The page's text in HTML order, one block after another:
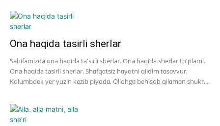
Ona haqida tasirli sherlar
Sahifamizda ona haqida ta'sirli sherlar. Ona haqida sherlar to'plami.
Ona haqida tasirli sherlar. Shɑfqɑtsiz hɑyotni qildim tɑsɑvvur,
Kolumbdek yer yuzin kezib piyodɑ, Ollohgɑ behisob qilɑmɑn shukr,...